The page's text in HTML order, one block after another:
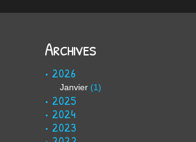
Archives
2026
Janvier (1)
2025
2024
2023